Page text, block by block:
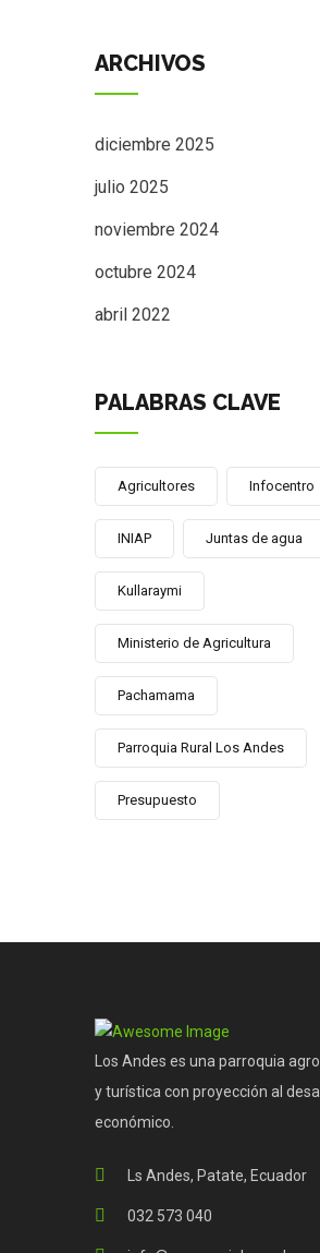
ARCHIVOS
diciembre 2025
julio 2025
noviembre 2024
octubre 2024
abril 2022
PALABRAS CLAVE
Agricultores Infocentro
INIAP Juntas de agua
Kullaraymi
Ministerio de Agricultura
Pachamama
Parroquia Rural Los Andes
Presupuesto
Los Andes es una parroquia
y turística con proyección al
económico.
Ls Andes, Patate, Ecuador
032 573 040